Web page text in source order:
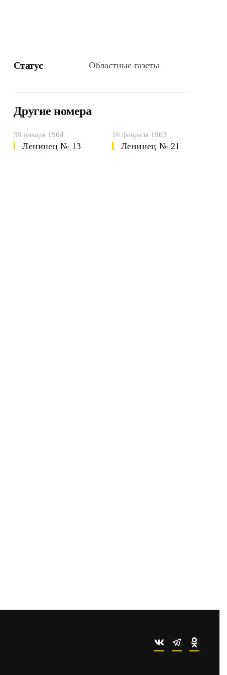
Статус Областные газеты
Другие номера
30 января 1964
Ленинец № 13
16 февраля 1963
Ленинец № 21